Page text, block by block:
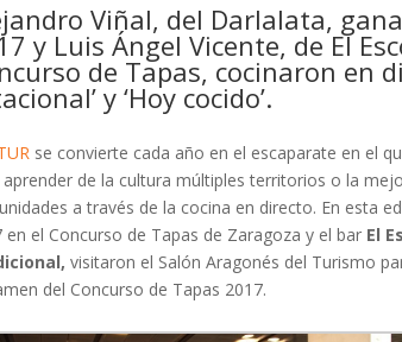
Viñal, del Darlalata,
y Luis Ángel Vicente, de El
de Tapas, cocinaron en
y ‘Hoy cocido’.
se convierte cada año en el escaparate en el
aprender de la cultura múltiples territorios o la
a través de la cocina en directo. En esta
en el Concurso de Tapas de Zaragoza y el bar El
visitaron el Salón Aragonés del Turismo
del Concurso de Tapas 2017.